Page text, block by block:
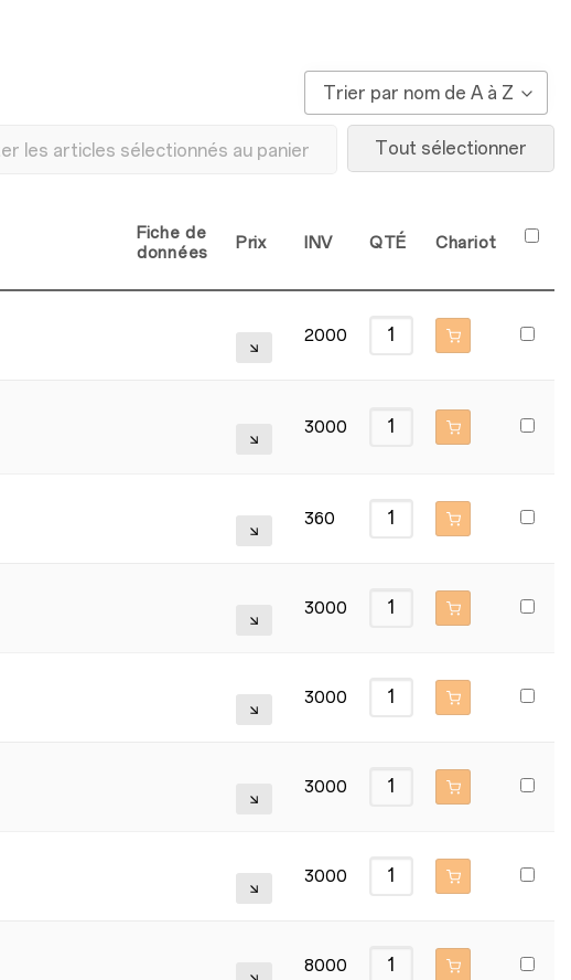
Trier par nom de A à Z
les articles sélectionnés au panier Tout sélectionner
Fiche de
données
Prix INV QTÉ Chariot
2000
3000
360
3000
3000
3000
3000
8000